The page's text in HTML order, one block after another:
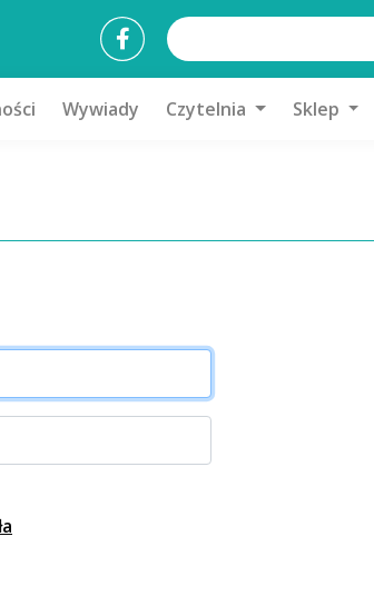
Wywiady Czytelnia Sklep